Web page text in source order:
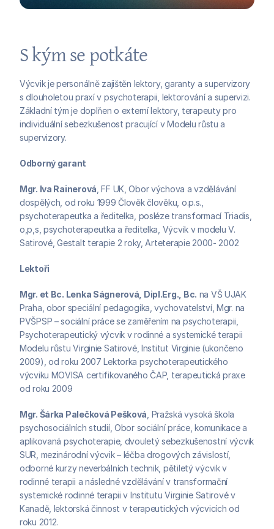
S kým se potkáte
Výcvik je personálně zajištěn lektory, garanty a supervizory
s dlouholetou praxí v psychoterapii, lektorování a supervizi.
Základní tým je doplňen o externí lektory, terapeuty pro
individuální sebezkušenost pracující v Modelu růstu a
supervizory.
Odborný garant
Mgr. Iva Rainerová , FF UK, Obor výchova a vzdělávání
dospělých, od roku 1999 Člověk člověku, o.p.s.,
psychoterapeutka a ředitelka, posléze transformací Triadis,
o,p,s, psychoterapeutka a ředitelka, Výcvik v modelu V.
Satirové, Gestalt terapie 2 roky, Arteterapie 2000- 2002
Lektoři
Mgr. et Bc. Lenka Ságnerová, Dipl.Erg., Bc. na VŠ UJAK
Praha, obor speciální pedagogika, vychovatelství, Mgr. na
PVŠPSP – sociální práce se zaměřením na psychoterapii,
Psychoterapeutický výcvik v rodinné a systemické terapii
Modelu růstu Virginie Satirové, Institut Virginie (ukončeno
2009), od roku 2007 Lektorka psychoterapeutického
výcviku MOVISA certifikovaného ČAP, terapeutická praxe
od roku 2009
Mgr. Šárka Palečková Pešková , Pražská vysoká škola
psychosociálních studií, Obor sociální práce, komunikace a
aplikovaná psychoterapie, dvouletý sebezkušenostní výcvik
SUR, mezinárodní výcvik – léčba drogových závislostí,
odborné kurzy neverbálních technik, pětiletý výcvik v
rodinné terapii a následné vzdělávání v transformační
systemické rodinné terapii v Institutu Virginie Satirové v
Kanadě, lektorská činnost v terapeutických výcvicích od
roku 2012.